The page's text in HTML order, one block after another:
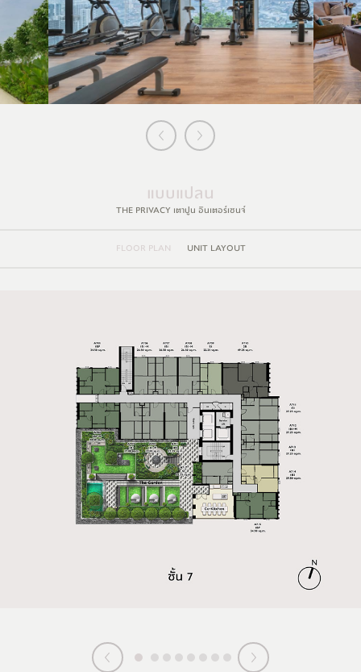
แบบแปลน
THE PRIVACY เตาปูน อินเตอร์เชนจ์
FLOOR PLAN UNIT LAYOUT